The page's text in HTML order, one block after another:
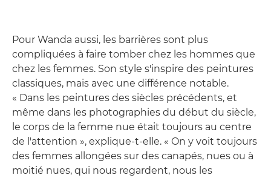
Pour Wanda aussi, les barrières sont plus
compliquées à faire tomber chez les hommes que
chez les femmes. Son style s'inspire des peintures
classiques, mais avec une différence notable.
« Dans les peintures des siècles précédents, et
même dans les photographies du début du siècle,
le corps de la femme nue était toujours au centre
de l'attention », explique-t-elle. « On y voit toujours
des femmes allongées sur des canapés, nues ou à
moitié nues, qui nous regardent, nous les